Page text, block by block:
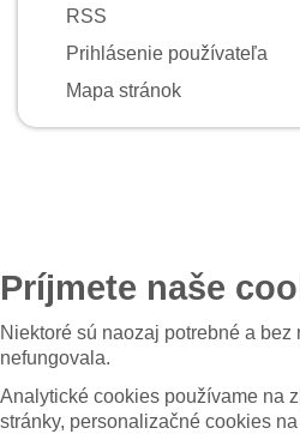
RSS
Prihlásenie používateľa
Mapa stránok
Príjmete naše
Niektoré sú naozaj potrebné a bez
nefungovala.
Analytické cookies používame na
stránky, personalizačné cookies